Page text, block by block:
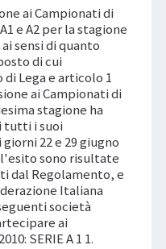
ai Campionati di
e A2 per la stagione
sensi di quanto
di cui
Lega e articolo 1
ai Campionati di
stagione ha
tutti i suoi
22 e 29 giugno
sono risultate
dal Regolamento, e
Italiana
società
ai
SERIE A 1 1.